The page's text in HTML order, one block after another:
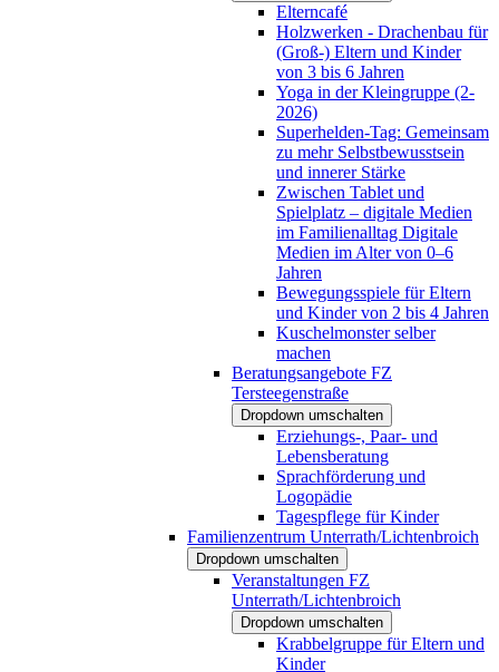
Elterncafé
Holzwerken - Drachenbau für
(Groß-) Eltern und Kinder
von 3 bis 6 Jahren
Yoga in der Kleingruppe (2-
2026)
Superhelden-Tag: Gemeinsam
zu mehr Selbstbewusstsein
und innerer Stärke
Zwischen Tablet und
Spielplatz – digitale Medien
im Familienalltag Digitale
Medien im Alter von 0–6
Jahren
Bewegungsspiele für Eltern
und Kinder von 2 bis 4 Jahren
Kuschelmonster selber
machen
Beratungsangebote FZ
Tersteegenstraße
Dropdown umschalten
Erziehungs-, Paar- und
Lebensberatung
Sprachförderung und
Logopädie
Tagespflege für Kinder
Familienzentrum Unterrath/Lichtenbroich
Dropdown umschalten
Veranstaltungen FZ
Unterrath/Lichtenbroich
Dropdown umschalten
Krabbelgruppe für Eltern und
Kinder